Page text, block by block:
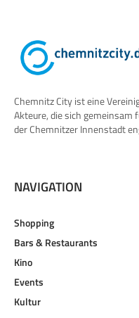
Chemnitz City ist eine
Akteure, die sich gemeinsam
der Chemnitzer Innenstadt
NAVIGATION
Shopping
Bars & Restaurants
Kino
Events
Kultur